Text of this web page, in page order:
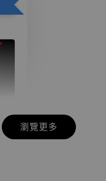
瀏覽更多